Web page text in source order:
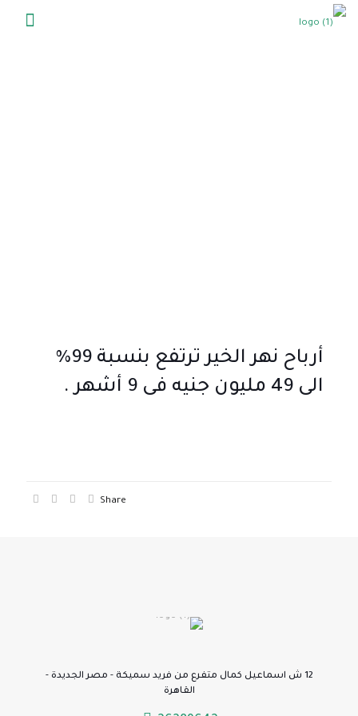
أرباح نهر الخير ترتفع بنسبة 99%
الى 49 مليون جنيه فى 9 أشهر .
Share
12 ش اسماعيل كمال متفرع من فريد سميكة - مصر الجديدة -
القاهرة